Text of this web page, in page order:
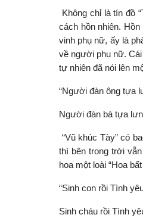
Không chỉ là tín đồ
cách hồn nhiên.
vinh phụ nữ, ấy là
về người phụ nữ. Cái
tự nhiên đã nói lên
“Người đàn ông tựa
Người đàn bà tựa
“Vũ khúc Tày” có
thì bên trong trời
hoa một loài “Hoa bất
“Sinh con rồi Tình
Sinh cháu rồi Tình